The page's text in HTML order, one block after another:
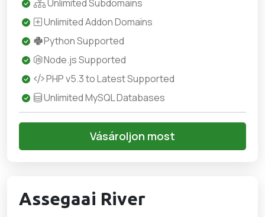
Unlimited Subdomains
Unlimited Addon Domains
Python Supported
Node.js Supported
PHP v5.3 to Latest Supported
Unlimited MySQL Databases
Vásároljon most
Assegaai River